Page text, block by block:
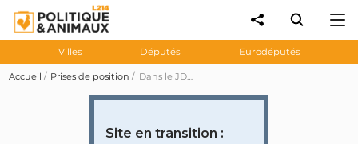
Villes Députés Eurodéputés
Accueil Prises de position Dans le JDD, Hélène Thouy se prononce pour l'interdiction de la chasse à horizon 2027
Site en transition :